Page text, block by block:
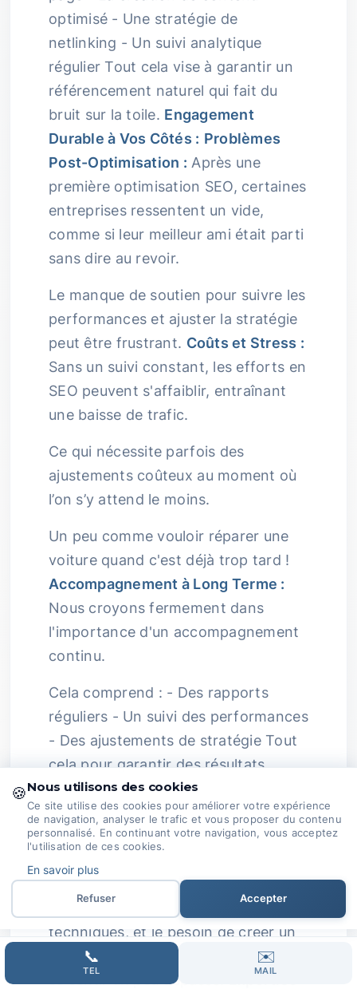
optimisé - Une stratégie de
netlinking - Un suivi analytique
régulier Tout cela vise à garantir un
référencement naturel qui fait du
bruit sur la toile. Engagement
Durable à Vos Côtés : Problèmes
Post-Optimisation : Après une
première optimisation SEO, certaines
entreprises ressentent un vide,
comme si leur meilleur ami était parti
sans dire au revoir.
Le manque de soutien pour suivre les
performances et ajuster la stratégie
peut être frustrant. Coûts et Stress :
Sans un suivi constant, les efforts en
SEO peuvent s'affaiblir, entraînant
une baisse de trafic.
Ce qui nécessite parfois des
ajustements coûteux au moment où
l’on s’y attend le moins.
Un peu comme vouloir réparer une
voiture quand c'est déjà trop tard !
Accompagnement à Long Terme :
Nous croyons fermement dans
l'importance d'un accompagnement
continu.
Cela comprend : - Des rapports
réguliers - Un suivi des performances
- Des ajustements de stratégie Tout
cela pour garantir des résultats
durables et laisser le stress aux
experts en yoga.Passion au Service
de Votre Réussite : Complexité du
fréquents des algorithmes des
moteurs de recherche, des aspects
techniques, et le besoin de créer un
contenu intéressant, il est normal de
se sentir un peu dépassé.
📞
TEL
✉️
MAIL
🍪Nous utilisons des cookies
Ce site utilise des cookies pour améliorer votre expérience
de navigation, analyser le trafic et vous proposer du contenu
personnalisé. En continuant votre navigation, vous acceptez
l'utilisation de ces cookies.
En savoir plus
Refuser Accepter